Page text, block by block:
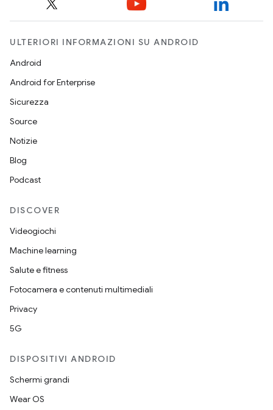
ULTERIORI INFORMAZIONI SU ANDROID
Android
Android for Enterprise
Sicurezza
Source
Notizie
Blog
Podcast
DISCOVER
Videogiochi
Machine learning
Salute e fitness
Fotocamera e contenuti multimediali
Privacy
5G
DISPOSITIVI ANDROID
Schermi grandi
Wear OS